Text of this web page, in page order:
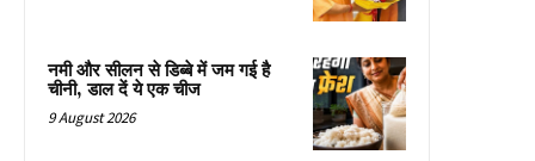
नमी और सीलन से डिब्बे में जम गई है
चीनी, डाल दें ये एक चीज
9 August 2026